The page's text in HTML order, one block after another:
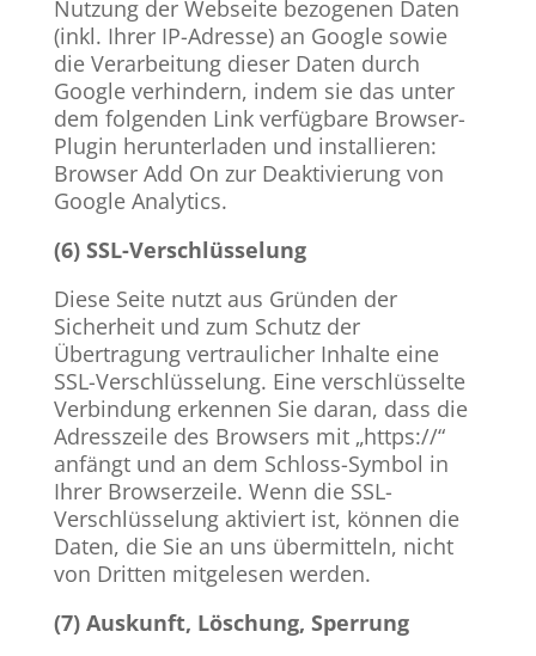
Nutzung der Webseite bezogenen Daten
(inkl. Ihrer IP-Adresse) an Google sowie
die Verarbeitung dieser Daten durch
Google verhindern, indem sie das unter
dem folgenden Link verfügbare Browser-
Plugin herunterladen und installieren:
Browser Add On zur Deaktivierung von
Google Analytics.
​(6) SSL-Verschlüsselung
Diese Seite nutzt aus Gründen der
Sicherheit und zum Schutz der
Übertragung vertraulicher Inhalte eine
SSL-Verschlüsselung. Eine verschlüsselte
Verbindung erkennen Sie daran, dass die
Adresszeile des Browsers mit „https://“
anfängt und an dem Schloss-Symbol in
Ihrer Browserzeile. Wenn die SSL-
Verschlüsselung aktiviert ist, können die
Daten, die Sie an uns übermitteln, nicht
von Dritten mitgelesen werden.
(7) Auskunft, Löschung, Sperrung